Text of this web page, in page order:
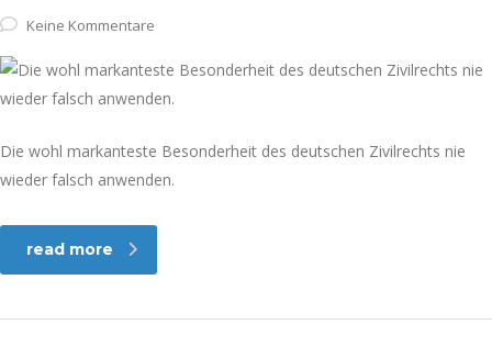
Keine Kommentare
Die wohl markanteste Besonderheit des deutschen Zivilrechts nie
wieder falsch anwenden.
read more